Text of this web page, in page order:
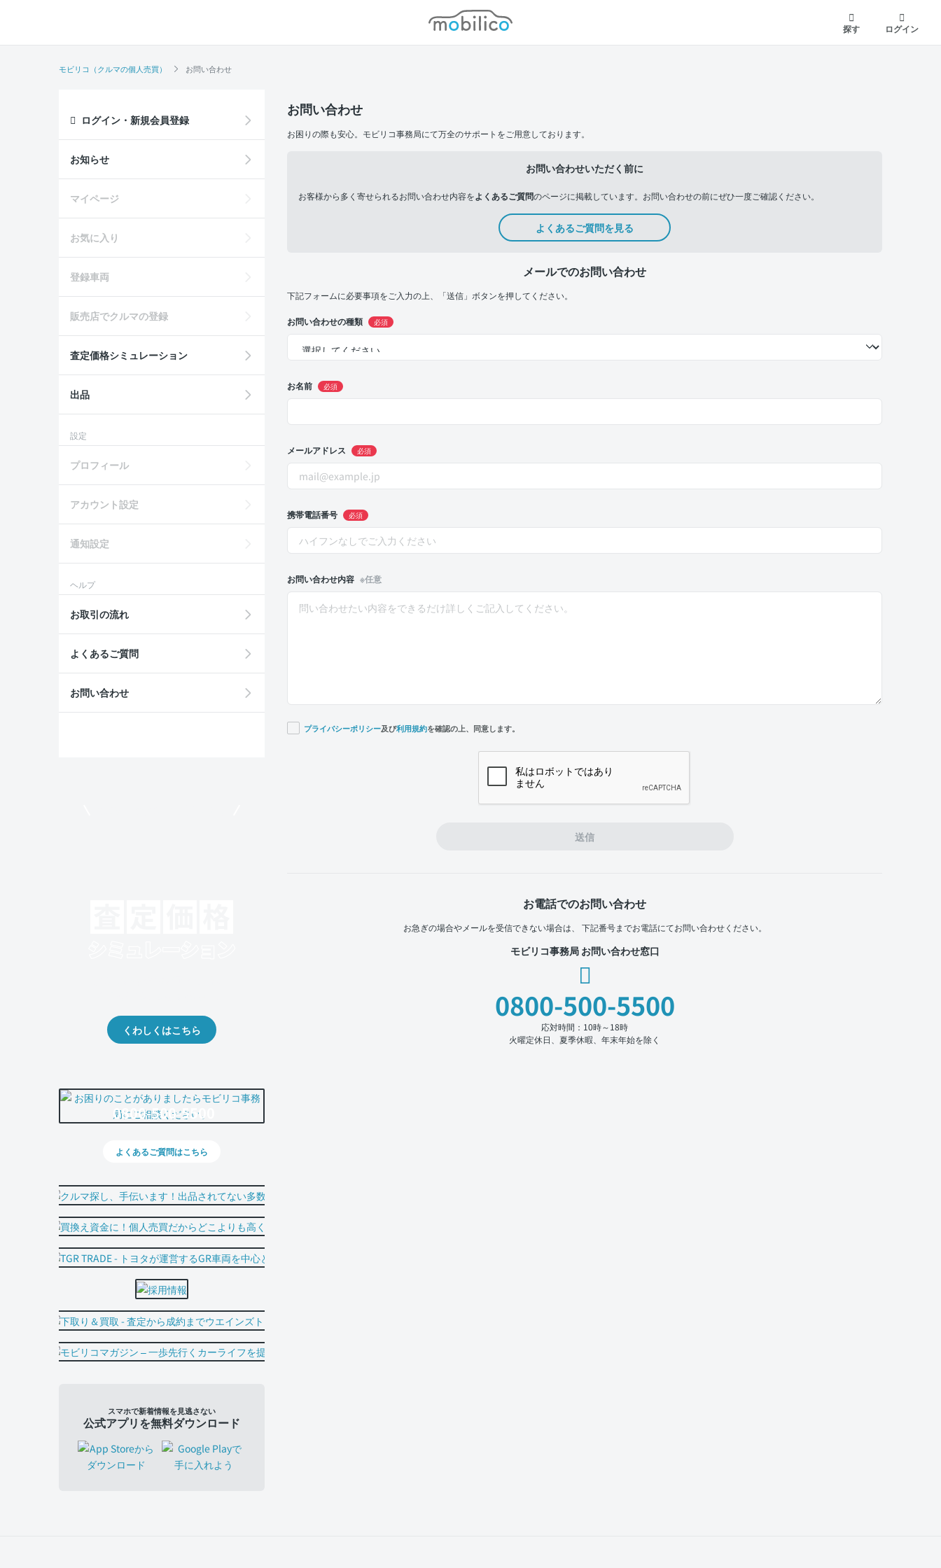
モビリコ
探す
ログイン
モビリコ（クルマの個人売買） お問い合わせ
お問い合わせ
お困りの際も安心。モビリコ事務局にて万全のサポートをご用意しております。
お問い合わせいただく前に
お客様から多く寄せられるお問い合わせ内容をよくあるご質問のページに掲載しています。お問い合わせの前にぜひ一度ご確認ください。
よくあるご質問を見る
メールでのお問い合わせ
下記フォームに必要事項をご入力の上、「送信」ボタンを押してください。
お問い合わせの種類 必須
お名前 必須
メールアドレス 必須
携帯電話番号 必須
お問い合わせ内容 ※任意
プライバシーポリシー及び利用規約を確認の上、同意します。
送信
お電話でのお問い合わせ
お急ぎの場合やメールを受信できない場合は、 下記番号までお電話にてお問い合わせください。
モビリコ事務局 お問い合わせ窓口
0800-500-5500
応対時間：10時～18時
火曜定休日、夏季休暇、年末年始を除く
ログイン・新規会員登録
お知らせ
マイページ
お気に入り
登録車両
販売店でクルマの登録
査定価格シミュレーション
出品
設定
プロフィール
アカウント設定
通知設定
ヘルプ
お取引の流れ
よくあるご質問
お問い合わせ
くわしくはこちら
0800-500-5500
よくあるご質問はこちら
スマホで新着情報を見逃さない
公式アプリを無料ダウンロード